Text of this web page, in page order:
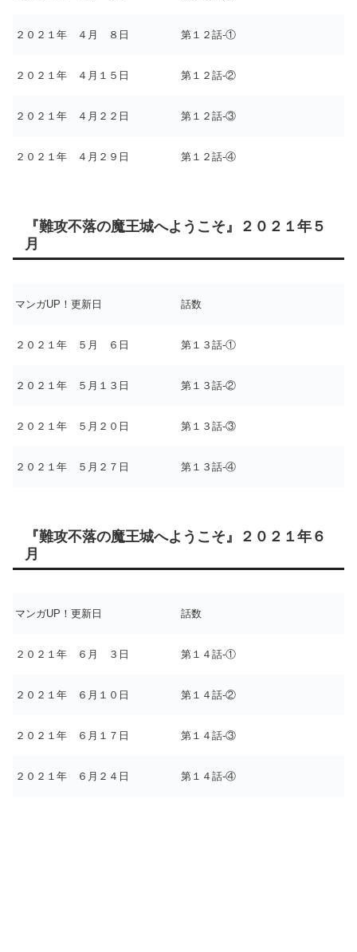
２０２１年 ４月 ８日 第１２話-①
２０２１年 ４月１５日 第１２話-②
２０２１年 ４月２２日 第１２話-③
２０２１年 ４月２９日 第１２話-④
『難攻不落の魔王城へようこそ』２０２１年５
月
マンガUP！更新日 話数
２０２１年 ５月 ６日 第１３話-①
２０２１年 ５月１３日 第１３話-②
２０２１年 ５月２０日 第１３話-③
２０２１年 ５月２７日 第１３話-④
『難攻不落の魔王城へようこそ』２０２１年６
月
マンガUP！更新日 話数
２０２１年 ６月 ３日 第１４話-①
２０２１年 ６月１０日 第１４話-②
２０２１年 ６月１７日 第１４話-③
２０２１年 ６月２４日 第１４話-④